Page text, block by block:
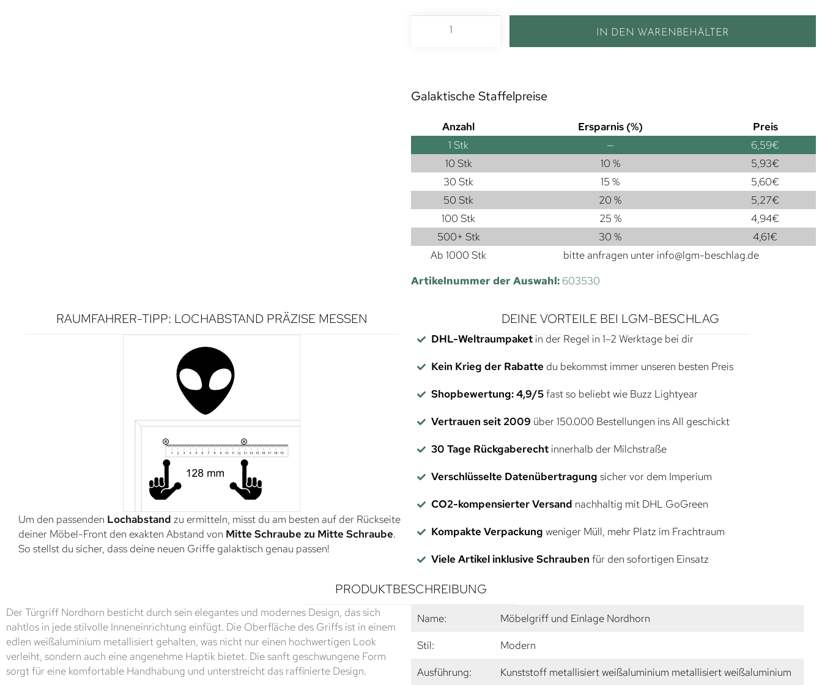
IN DEN WARENBEHÄLTER
Galaktische Staffelpreise
Anzahl Ersparnis (%)
Preis
1 Stk — 6,59€
10 Stk
10 % 5,93€
30 Stk
15 % 5,60€
50 Stk
20 % 5,27€
100 Stk
25 % 4,94€
500+ Stk
30 % 4,61€
Ab 1000 Stk
bitte anfragen unter info@lgm-beschlag.de
Artikelnummer der Auswahl: 603530
RAUMFAHRER-TIPP: LOCHABSTAND PRÄZISE MESSEN
Um den passenden Lochabstand zu ermitteln, misst du am besten auf der Rückseite
deiner Möbel-Front den exakten Abstand von Mitte Schraube zu Mitte Schraube.
So stellst du sicher, dass deine neuen Griffe galaktisch genau passen!
DEINE VORTEILE BEI LGM-BESCHLAG
DHL-Weltraumpaketin der Regel in 1–2 Werktage bei dir
Kein Krieg der Rabatte du bekommst immer unseren besten Preis
Shopbewertung: 4,9/5fast so beliebt wie Buzz Lightyear
Vertrauen seit 2009 über 150.000 Bestellungen ins All geschickt
30 Tage Rückgaberechtinnerhalb der Milchstraße
Verschlüsselte Datenübertragung sicher vor dem Imperium
CO2-kompensierter Versand nachhaltig mit DHL GoGreen
Kompakte Verpackung weniger Müll, mehr Platz im Frachtraum
Viele Artikel inklusive Schrauben für den sofortigen Einsatz
PRODUKTBESCHREIBUNG
Der Türgriff Nordhorn besticht durch sein elegantes und modernes Design, das sich
nahtlos in jede stilvolle Inneneinrichtung einfügt. Die Oberfläche des Griffs ist in einem
edlen weißaluminium metallisiert gehalten, was nicht nur einen hochwertigen Look
verleiht, sondern auch eine angenehme Haptik bietet. Die sanft geschwungene Form
sorgt für eine komfortable Handhabung und unterstreicht das raffinierte Design.
Name:
Möbelgriff und Einlage Nordhorn
Stil:
Modern
Ausführung:
Kunststoff metallisiert weißaluminium metallisiert weißaluminium